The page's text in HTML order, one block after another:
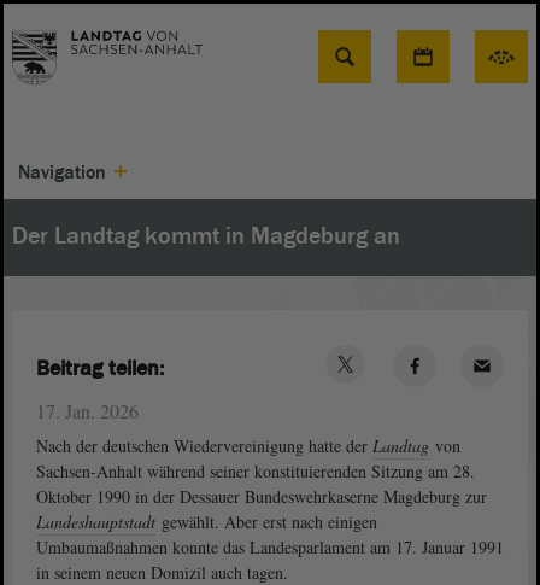
Suche
Navigation
Der Landtag kommt in Magdeburg an
17. Jan. 2026
Nach der deutschen Wiedervereinigung hatte der Landtag von
Sachsen-Anhalt während seiner konstituierenden Sitzung am 28.
Oktober 1990 in der Dessauer Bundeswehrkaserne Magdeburg zur
Landeshauptstadt gewählt. Aber erst nach einigen
Umbaumaßnahmen konnte das Landesparlament am 17. Januar 1991
in seinem neuen Domizil auch tagen.
Beitrag teilen: